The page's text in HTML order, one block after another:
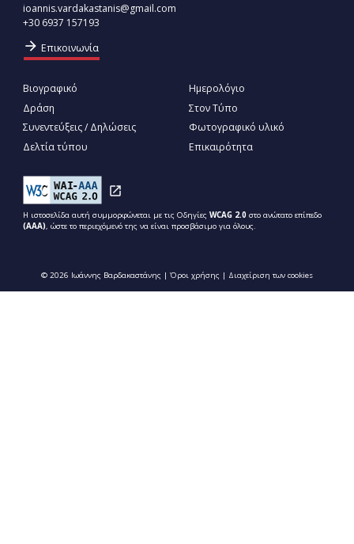
ioannis.vardakastanis@gmail.com
+30 6937 157193
arrow_forward Επικοινωνία
Βιογραφικό
Δράση
Συνεντεύξεις / Δηλώσεις
Δελτία τύπου
Ημερολόγιο
Στον Τύπο
Φωτογραφικό υλικό
Επικαιρότητα
Η ιστοσελίδα αυτή συμμορφώνεται με τις Οδηγίες WCAG 2.0στο ανώτατο επίπεδο
(ΑΑΑ), ώστε το περιεχόμενό της να είναι προσβάσιμο για όλους.
© 2026 Ιωάννης Βαρδακαστάνης | Όροι χρήσης | Διαχείριση των cookies